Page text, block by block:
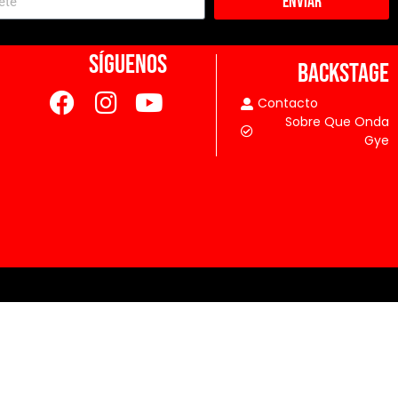
SÍGUENOS BACKSTAGE
Contacto
Sobre Que Onda
Gye